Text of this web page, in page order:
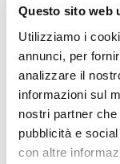
Questo sito web
Utilizziamo i
annunci, per
analizzare il
informazioni sul
nostri partner
pubblicità e
con altre
Descrizione
A partire da adesso
vernice acriliche della
verniciatura di scarpe,